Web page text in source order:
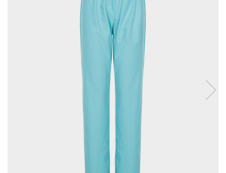
Agende personalizabile
Hartie si articole din hartie
Bibliorafturi, caiete mecanice,
Capsatoare, capse si perforatoare
Accesorii diverse pentru birou
Etichetare si ambalare